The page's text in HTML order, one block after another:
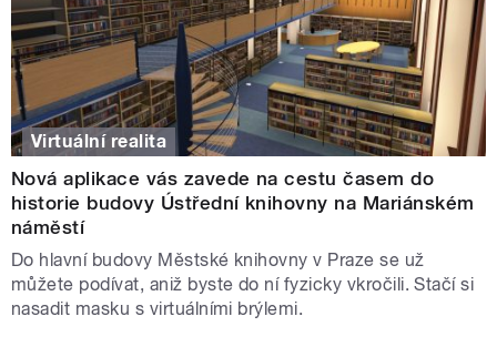
Virtuální realita
Nová aplikace vás zavede na cestu časem do
historie budovy Ústřední knihovny na Mariánském
náměstí
Do hlavní budovy Městské knihovny v Praze se už
můžete podívat, aniž byste do ní fyzicky vkročili. Stačí si
nasadit masku s virtuálními brýlemi.